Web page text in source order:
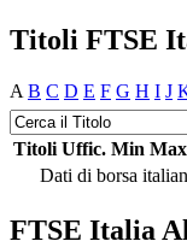
Titoli FTSE
A B C D E F G H I J
Titoli Uffic. Min Max
Dati di borsa
FTSE Italia